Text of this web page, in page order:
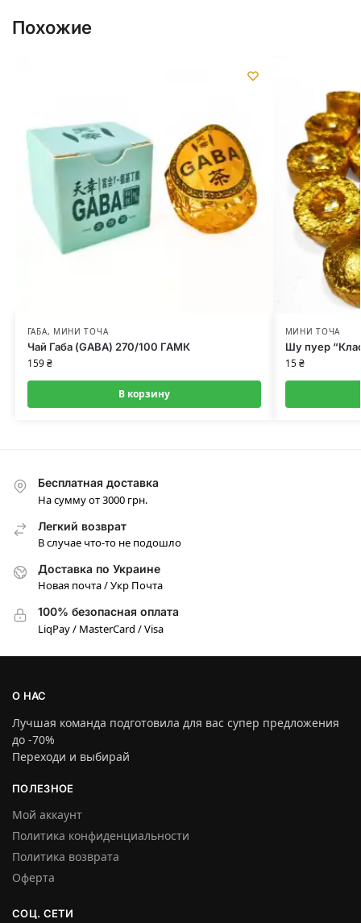
Похожие
ГАБА, МИНИ ТОЧА
Чай Габа (GABA) 270/100 ГАМК
159₴
В корзину
МИНИ ТОЧА
Шу пуер
15₴
Бесплатная доставка
На сумму от 3000 грн.
Легкий возврат
В случае что-то не подошло
Доставка по Украине
Новая почта / Укр Почта
100% безопасная оплата
LiqPay / MasterCard / Visa
О НАС
Лучшая команда подготовила для вас супер предложения
до -70%
Переходи и выбирай
ПОЛЕЗНОЕ
Мой аккаунт
Политика конфиденциальности
Политика возврата
Оферта
СОЦ. СЕТИ